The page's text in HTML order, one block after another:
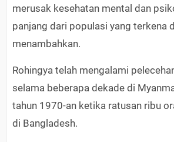
merusak kesehatan mental dan
panjang dari populasi yang terkena
menambahkan.
Rohingya telah mengalami
selama beberapa dekade di
tahun 1970-an ketika ratusan ribu
di Bangladesh.